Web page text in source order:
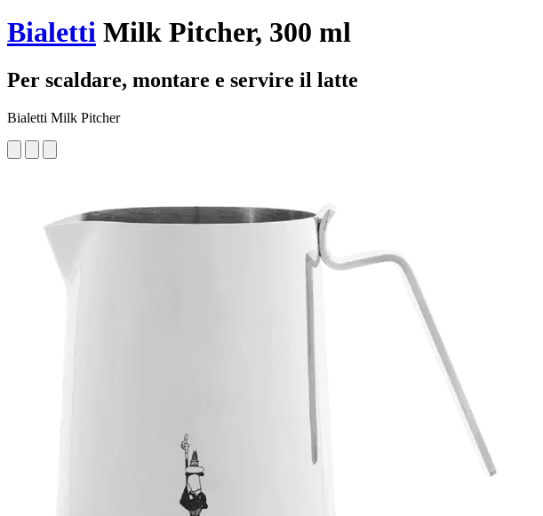
Bialetti Milk Pitcher, 300 ml
Per scaldare, montare e servire il latte
Bialetti Milk Pitcher